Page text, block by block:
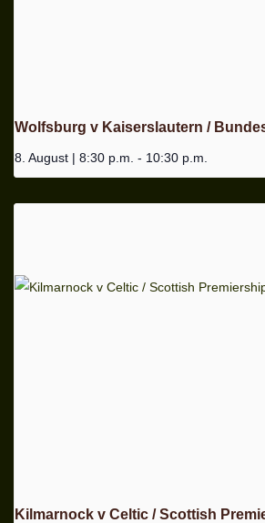
Wolfsburg v Kaiserslautern /
8. August | 8:30 p.m. - 10:30 p.m.
Kilmarnock v Celtic / Scottish